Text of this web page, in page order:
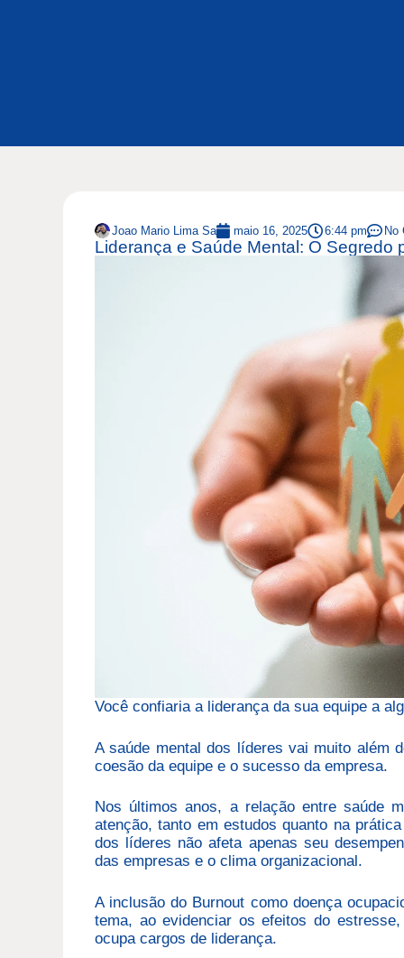
Joao Mario Lima Sa maio 16, 2025 6:44 pm No
Liderança e Saúde Mental: O
Você confiaria a liderança da sua equipe a
A saúde mental dos líderes vai muito além
coesão da equipe e o sucesso da empresa.
Nos últimos anos, a relação entre saúde
atenção, tanto em estudos quanto na
dos líderes não afeta apenas seu
das empresas e o clima organizacional.
A inclusão do Burnout como doença
tema, ao evidenciar os efeitos do
ocupa cargos de liderança.